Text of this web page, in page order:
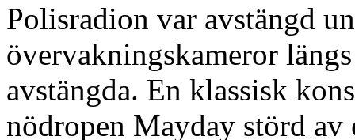
Polisradion var avstängd
övervakningskameror
avstängda. En klassisk
nödropen Mayday störd av